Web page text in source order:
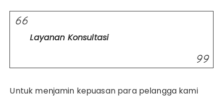
Layanan Konsultasi
Untuk menjamin kepuasan para pelangga kami